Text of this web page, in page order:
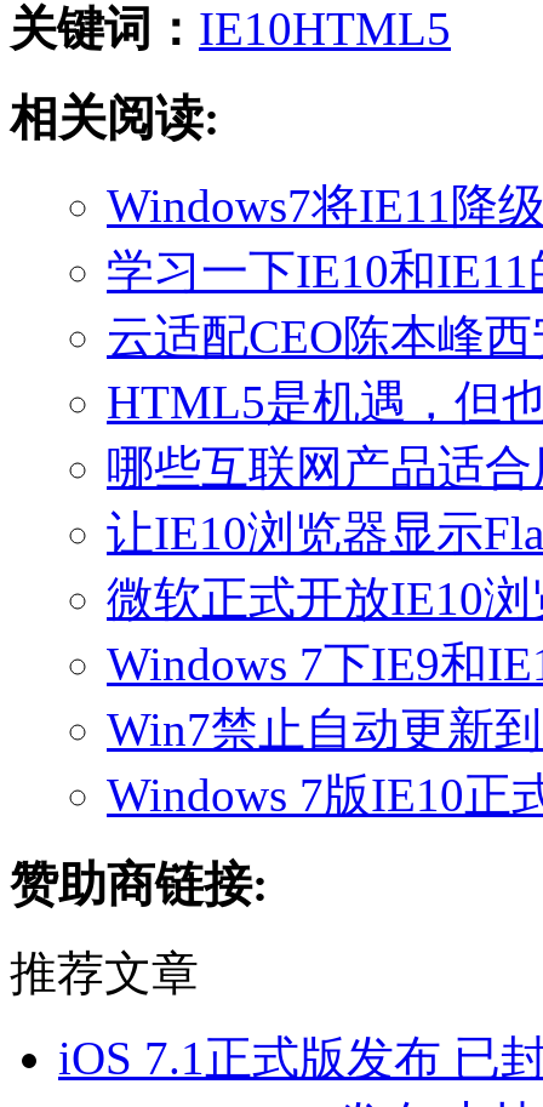
关键词： IE10HTML5
相关阅读:
Windows7将IE11降
学习一下IE10和IE11
云适配CEO陈本峰
HTML5是机遇，但
哪些互联网产品适
让IE10浏览器显示
微软正式开放IE10
Windows 7下IE9和
Win7禁止自动更新
Windows 7版IE10正
赞助商链接:
推荐文章
iOS 7.1正式版发布 已